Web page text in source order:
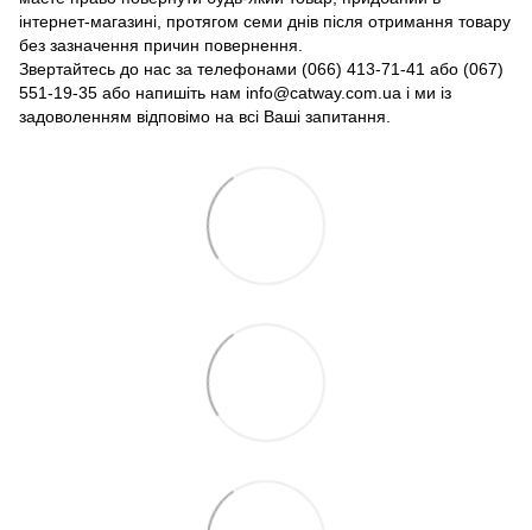
інтернет-магазині, протягом семи днів після отримання товару
без зазначення причин повернення.
Звертайтесь до нас за телефонами (066) 413-71-41 або (067)
551-19-35 або напишіть нам info@catway.com.ua і ми із
задоволенням відповімо на всі Ваші запитання.